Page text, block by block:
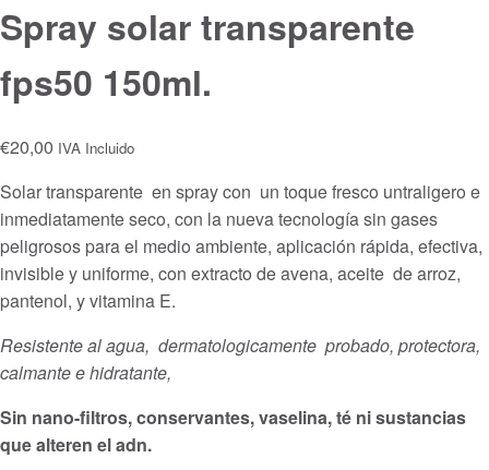
Spray solar transparente
fps50 150ml.
€20,00 IVA Incluido
Solar transparente en spray con un toque fresco untraligero e
inmediatamente seco, con la nueva tecnología sin gases
peligrosos para el medio ambiente, aplicación rápida, efectiva,
invisible y uniforme, con extracto de avena, aceite de arroz,
pantenol, y vitamina E.
Resistente al agua, dermatologicamente probado, protectora,
calmante e hidratante,
Sin nano-filtros, conservantes, vaselina, té ni sustancias
que alteren el adn.